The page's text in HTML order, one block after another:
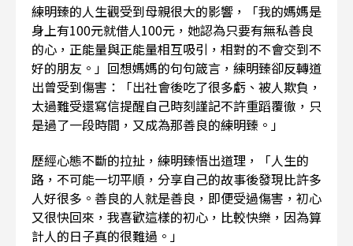
練明臻的人生觀受到母親很大的影響，「我的媽媽是
身上有100元就借人100元，她認為只要有無私善良
的心，正能量與正能量相互吸引，相對的不會交到不
好的朋友。」回想媽媽的句句箴言，練明臻卻反轉道
出曾受到傷害：「出社會後吃了很多虧、被人欺負，
太過難受還寫信提醒自己時刻謹記不許重蹈覆徹，只
是過了一段時間，又成為那善良的練明臻。」
歷經心態不斷的拉扯，練明臻悟出道理，「人生的
路，不可能一切平順，分享自己的故事後發現比許多
人好很多。善良的人就是善良，即便受過傷害，初心
又很快回來，我喜歡這樣的初心，比較快樂，因為算
計人的日子真的很難過。」